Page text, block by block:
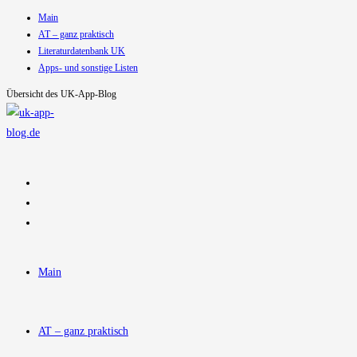
Inhalt
springen
Main
AT – ganz praktisch
Literaturdatenbank UK
Apps- und sonstige Listen
Übersicht des UK-App-Blog
Main
AT – ganz praktisch